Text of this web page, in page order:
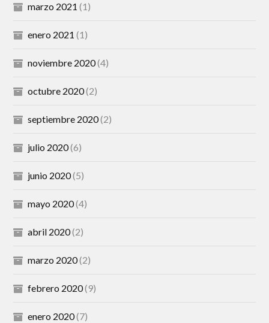
marzo 2021 (1)
enero 2021 (1)
noviembre 2020(4)
octubre 2020(2)
septiembre 2020(2)
julio 2020(6)
junio 2020(5)
mayo 2020(4)
abril 2020(2)
marzo 2020(2)
febrero 2020(9)
enero 2020(7)